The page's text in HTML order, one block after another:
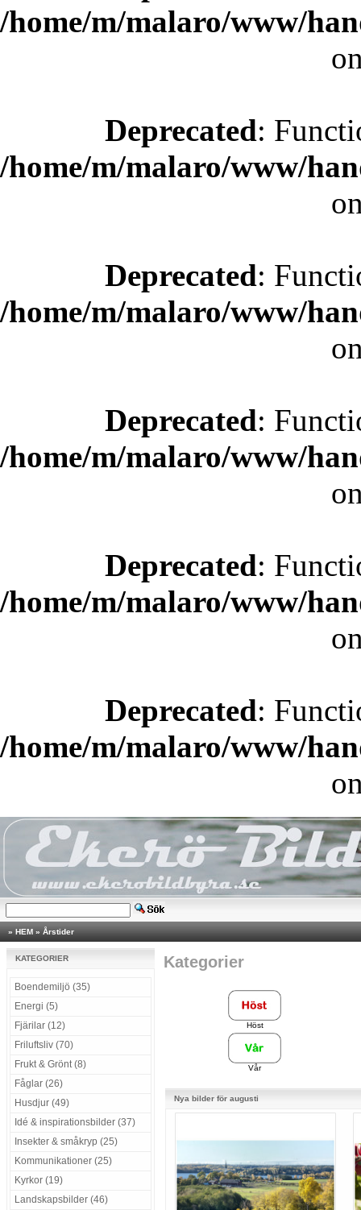
/home/m/malaro/www/
Deprecated:
/home/m/malaro/www/
Deprecated:
/home/m/malaro/www/
Deprecated:
/home/m/malaro/www/
Deprecated:
/home/m/malaro/www/
Deprecated:
/home/m/malaro/www/
» HEM » Årstider
KATEGORIER
Boendemiljö (35)
Energi (5)
Fjärilar (12)
Friluftsliv (70)
Frukt & Grönt (8)
Fåglar (26)
Husdjur (49)
Idé & inspirationsbilder (37)
Insekter & småkryp (25)
Kommunikationer (25)
Kyrkor (19)
Landskapsbilder (46)
Kategorier
Höst
Vår
Nya bilder för augusti